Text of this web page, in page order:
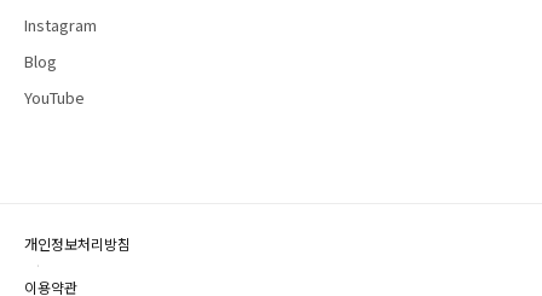
Instagram
Blog
YouTube
개인정보처리방침
·
이용약관